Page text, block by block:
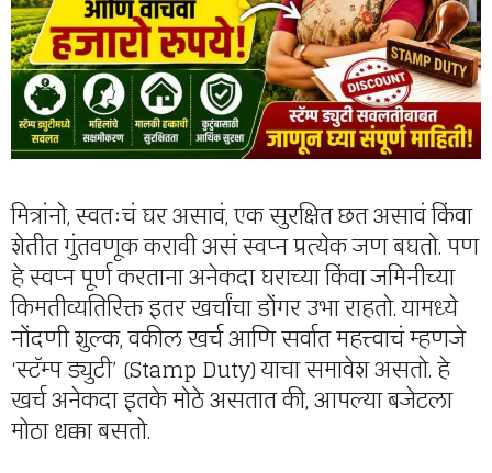
मित्रांनो, स्वतःचं घर असावं, एक सुरक्षित छत असावं किंवा
शेतीत गुंतवणूक करावी असं स्वप्न प्रत्येक जण बघतो. पण
हे स्वप्न पूर्ण करताना अनेकदा घराच्या किंवा जमिनीच्या
किमतीव्यतिरिक्त इतर खर्चांचा डोंगर उभा राहतो. यामध्ये
नोंदणी शुल्क, वकील खर्च आणि सर्वात महत्त्वाचं म्हणजे
‘स्टॅम्प ड्युटी’ (Stamp Duty) याचा समावेश असतो. हे
खर्च अनेकदा इतके मोठे असतात की, आपल्या बजेटला
मोठा धक्का बसतो.